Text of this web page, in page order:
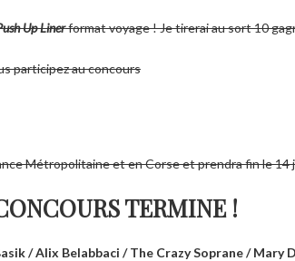
Up Linerformat voyage ! Je tirerai au sort 10
participez au concours
Métropolitaine et en Corse et prendra fin le 14
TERMINE !
/ Alix Belabbaci / The Crazy Soprane / Mary